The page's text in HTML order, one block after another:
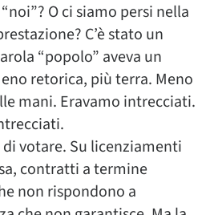
O ci siamo persi nella
C’è stato un
“popolo” aveva un
retorica, più terra. Meno
mani. Eravamo intrecciati.
votare. Su licenziamenti
contratti a termine
non rispondono a